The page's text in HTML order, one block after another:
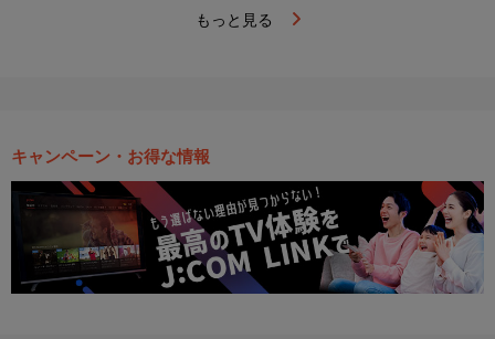
もっと見る
キャンペーン・お得な情報